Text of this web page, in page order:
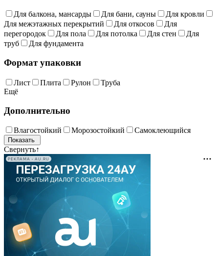
Для балкона, мансарды Для бани, сауны
Для кровли
Для межэтажных перекрытий
Для откосов
Для
перегородок
Для пола Для потолка Для стен
Для
труб
Для фундамента
Формат упаковки
Лист Плита Рулон
Труба
Ещё
Дополнительно
Влагостойкий Морозостойкий Самоклеющийся
Свернуть↑
РЕКЛАМА • AU.RU